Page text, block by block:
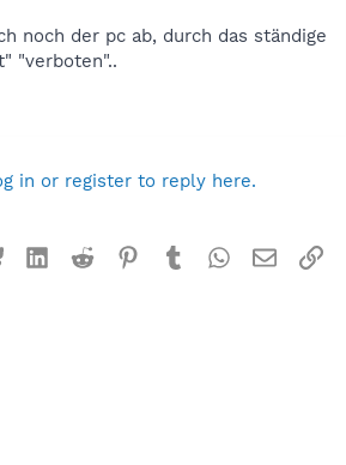
noch der pc ab, durch das ständige
"verboten"..
in or register to reply here.
BlueskyLinkedInReddit Pinterest
TumblrWhatsApp
Email